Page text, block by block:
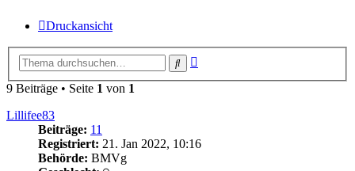
Druckansicht
Suche
9 Beiträge • Seite 1 von 1
Lillifee83
Beiträge: 11
Registriert: 21. Jan 2022, 10:16
Behörde: BMVg